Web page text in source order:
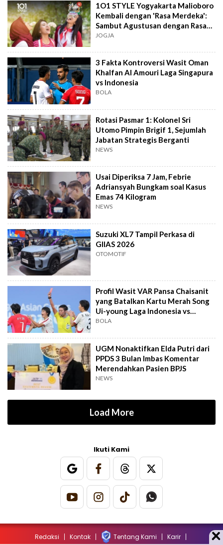
1O1 STYLE Yogyakarta Malioboro
Kembali dengan 'Rasa Merdeka':
Sambut Agustusan dengan Rasa
dan Tawa
JOGJA
3 Fakta Kontroversi Wasit Oman
Khalfan Al Amouri Laga Singapura
vs Indonesia
BOLA
Rotasi Pasmar 1: Kolonel Sri
Utomo Pimpin Brigif 1, Sejumlah
Jabatan Strategis Berganti
NEWS
Usai Diperiksa 7 Jam, Febrie
Adriansyah Bungkam soal Kasus
Emas 74 Kilogram
NEWS
Suzuki XL7 Tampil Perkasa di
GIIAS 2026
OTOMOTIF
Profil Wasit VAR Pansa Chaisanit
yang Batalkan Kartu Merah Song
Ui-young Laga Indonesia vs
Singapura
BOLA
UGM Nonaktifkan Elda Putri dari
PPDS 3 Bulan Imbas Komentar
Merendahkan Pasien BPJS
NEWS
Load More
Ikuti Kami
Redaksi Kontak Tentang Kami Karir